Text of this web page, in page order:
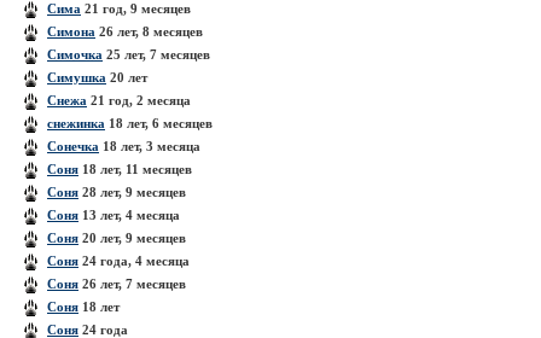
Сима 21 год, 9 месяцев
Симона 26 лет, 8 месяцев
Симочка 25 лет, 7 месяцев
Симушка 20 лет
Снежа 21 год, 2 месяца
снежинка 18 лет, 6 месяцев
Сонечка 18 лет, 3 месяца
Соня 18 лет, 11 месяцев
Соня 28 лет, 9 месяцев
Соня 13 лет, 4 месяца
Соня 20 лет, 9 месяцев
Соня 24 года, 4 месяца
Соня 26 лет, 7 месяцев
Соня 18 лет
Соня 24 года